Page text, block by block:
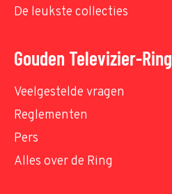
De leukste collecties
Gouden Televizier-Ring
Veelgestelde vragen
Reglementen
Pers
Alles over de Ring